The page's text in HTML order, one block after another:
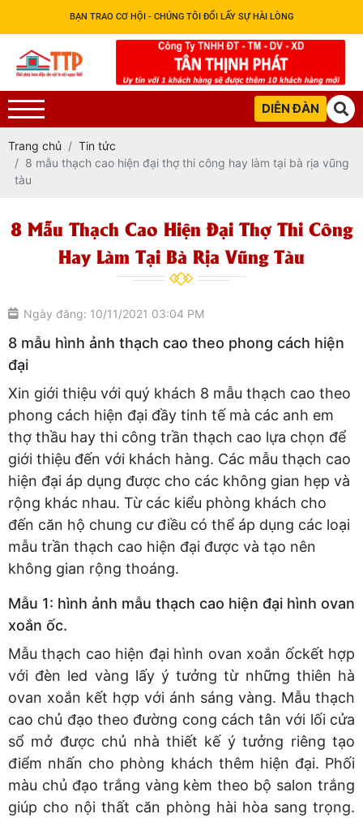
BẠN TRAO CƠ HỘI - CHÚNG TÔI ĐỔI LẤY SỰ HÀI LÒNG
DIỄN ĐÀN
Trang chủ
Tin tức
8 mẫu thạch cao hiện đại thợ thi công hay làm tại bà rịa vũng
tàu
8 Mẫu Thạch Cao Hiện Đại Thợ Thi Công
Hay Làm Tại Bà Rịa Vũng Tàu
Ngày đăng: 10/11/2021 03:04 PM
8 mẫu hình ảnh thạch cao theo phong cách hiện
đại
Xin giới thiệu với quý khách 8 mẫu thạch cao theo
phong cách hiện đại đầy tinh tế mà các anh em
thợ thầu hay thi công trần thạch cao lựa chọn để
giới thiệu đến với khách hàng. Các mẫu thạch cao
hiện đại áp dụng được cho các không gian hẹp và
rộng khác nhau. Từ các kiểu phòng khách cho
đến căn hộ chung cư điều có thể áp dụng các loại
mẫu trần thạch cao hiện đại được và tạo nên
không gian rộng thoáng.
Mẫu 1: hình ảnh mẫu thạch cao hiện đại hình ovan
xoắn ốc.
Mẫu thạch cao hiện đại hình ovan xoắn ốckết hợp
với đèn led vàng lấy ý tưởng từ những thiên hà
ovan xoắn kết hợp với ánh sáng vàng. Mẫu thạch
cao chủ đạo theo đường cong cách tân với lối cửa
sổ mở được chủ nhà thiết kế ý tưởng riêng tạo
điểm nhấn cho phòng khách thêm hiện đại. Phối
màu chủ đạo trắng vàng kèm theo bộ salon trắng
giúp cho nội thất căn phòng hài hòa sang trọng.